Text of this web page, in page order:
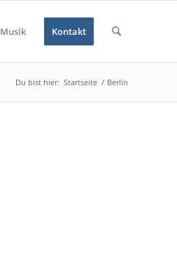
Musik Kontakt
Du bist hier: Startseite / Berlin